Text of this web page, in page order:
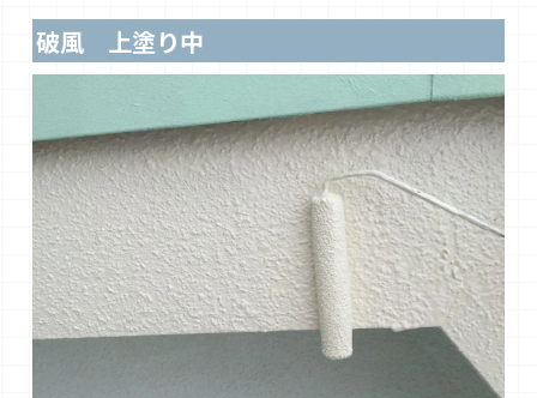
破風 上塗り中